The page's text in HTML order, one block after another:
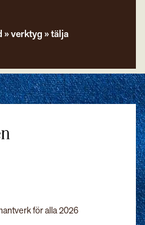
verktyg tälja
för alla 2026